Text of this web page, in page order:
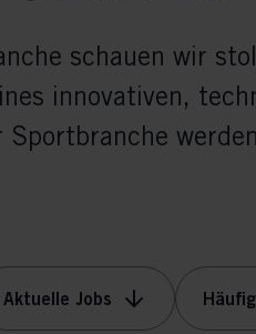
schauen wir
innovativen,
Aktuelle Jobs